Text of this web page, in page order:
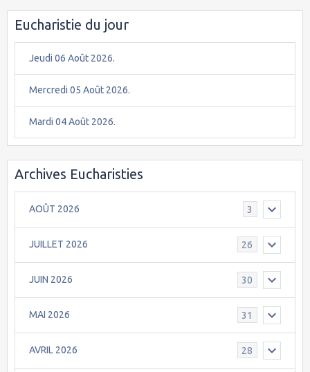
Eucharistie du jour
Jeudi 06 Août 2026.
Mercredi 05 Août 2026.
Mardi 04 Août 2026.
Archives Eucharisties
AOÛT 2026 3
JUILLET 2026 26
JUIN 2026 30
MAI 2026 31
AVRIL 2026 28